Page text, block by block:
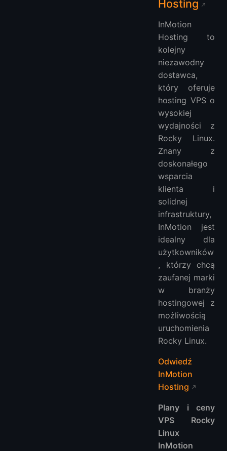
Hosting
InMotion
Hosting to
kolejny
niezawodny
dostawca,
który oferuje
hosting VPS o
wysokiej
wydajności z
Rocky Linux.
Znany z
doskonałego
wsparcia
klienta i
solidnej
infrastruktury,
InMotion jest
idealny dla
użytkowników
, którzy chcą
zaufanej marki
w branży
hostingowej z
możliwością
uruchomienia
Rocky Linux.
Odwiedź
InMotion
Hosting
Plany i ceny
VPS Rocky
Linux
InMotion